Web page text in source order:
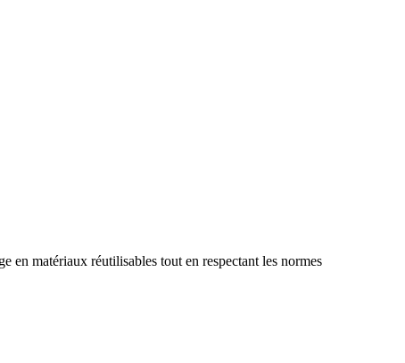
en matériaux réutilisables tout en respectant les normes